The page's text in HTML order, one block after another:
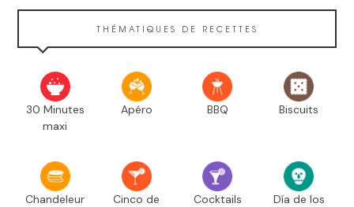
THÉMATIQUES DE RECETTES
30 Minutes
maxi
Apéro BBQ Biscuits
Chandeleur
Cinco de
Cocktails
Día de los